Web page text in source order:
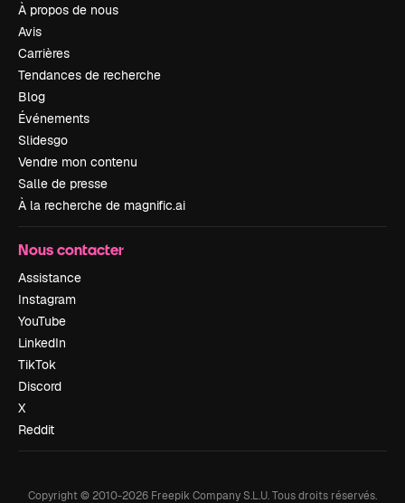
À propos de nous
Avis
Carrières
Tendances de recherche
Blog
Événements
Slidesgo
Vendre mon contenu
Salle de presse
À la recherche de magnific.ai
Nous contacter
Assistance
Instagram
YouTube
LinkedIn
TikTok
Discord
X
Reddit
Copyright © 2010-2026 Freepik Company S.L.U.Tous droits réservés.